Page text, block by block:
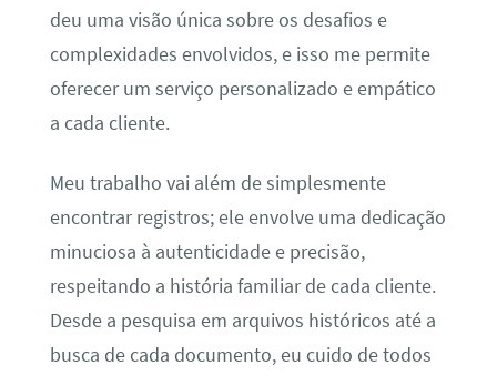
deu uma visão única sobre os desafios e
complexidades envolvidos, e isso me permite
oferecer um serviço personalizado e empático
a cada cliente.
Meu trabalho vai além de simplesmente
encontrar registros; ele envolve uma dedicação
minuciosa à autenticidade e precisão,
respeitando a história familiar de cada cliente.
Desde a pesquisa em arquivos históricos até a
busca de cada documento, eu cuido de todos